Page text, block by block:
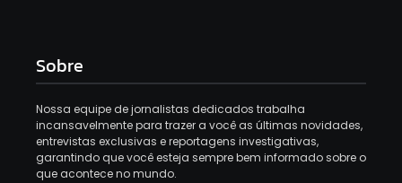
Sobre
Nossa equipe de jornalistas dedicados trabalha
incansavelmente para trazer a você as últimas novidades,
entrevistas exclusivas e reportagens investigativas,
garantindo que você esteja sempre bem informado sobre o
que acontece no mundo.